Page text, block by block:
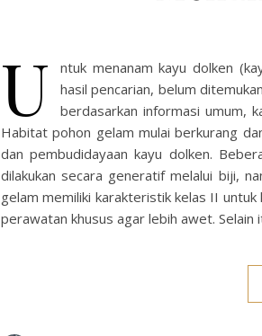
U
ntuk menanam kayu dolken
hasil pencarian, belum
berdasarkan informasi umum,
Habitat pohon gelam mulai berkurang
dan pembudidayaan kayu dolken.
dilakukan secara generatif melalui biji,
gelam memiliki karakteristik kelas II
perawatan khusus agar lebih awet.